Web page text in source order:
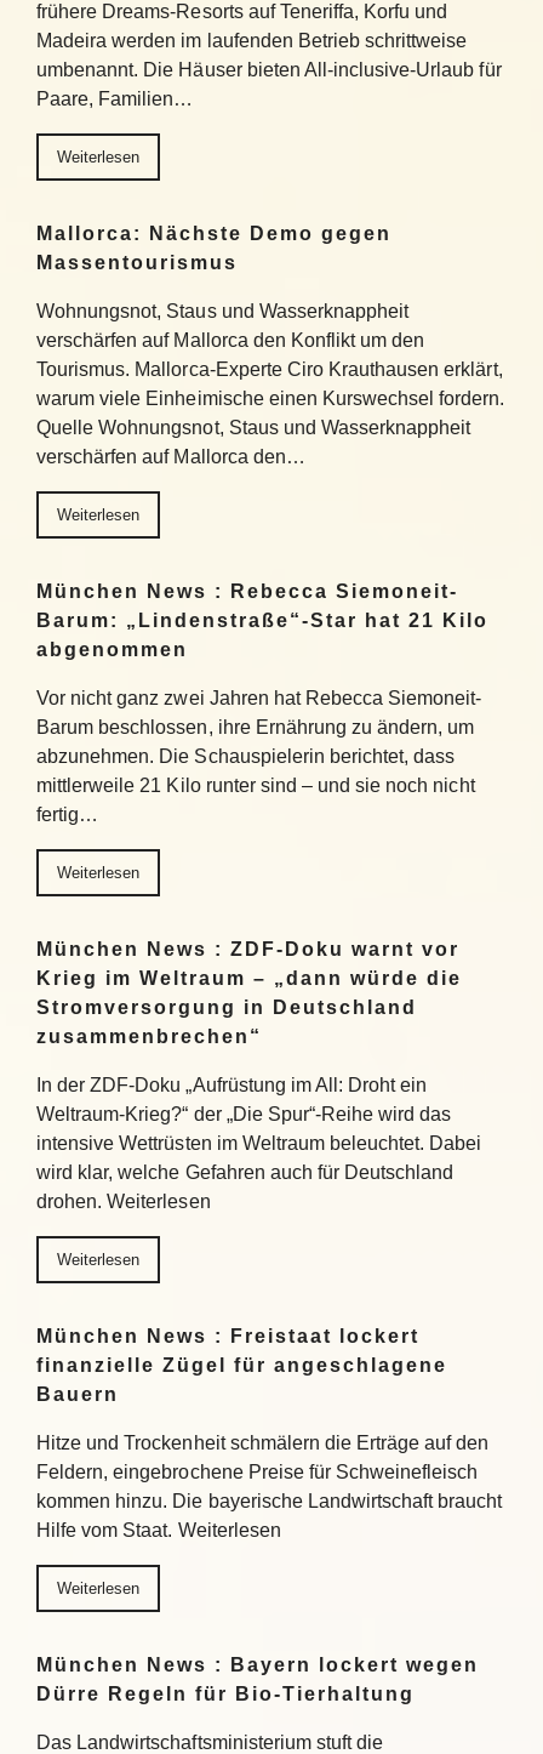
frühere Dreams-Resorts auf Teneriffa, Korfu und
Madeira werden im laufenden Betrieb schrittweise
umbenannt. Die Häuser bieten All-inclusive-Urlaub für
Paare, Familien…
Weiterlesen
Mallorca: Nächste Demo gegen
Massentourismus
Wohnungsnot, Staus und Wasserknappheit
verschärfen auf Mallorca den Konflikt um den
Tourismus. Mallorca-Experte Ciro Krauthausen erklärt,
warum viele Einheimische einen Kurswechsel fordern.
Quelle Wohnungsnot, Staus und Wasserknappheit
verschärfen auf Mallorca den…
Weiterlesen
München News : Rebecca Siemoneit-
Barum: „Lindenstraße“-Star hat 21 Kilo
abgenommen
Vor nicht ganz zwei Jahren hat Rebecca Siemoneit-
Barum beschlossen, ihre Ernährung zu ändern, um
abzunehmen. Die Schauspielerin berichtet, dass
mittlerweile 21 Kilo runter sind – und sie noch nicht
fertig…
Weiterlesen
München News : ZDF-Doku warnt vor
Krieg im Weltraum – „dann würde die
Stromversorgung in Deutschland
zusammenbrechen“
In der ZDF-Doku „Aufrüstung im All: Droht ein
Weltraum-Krieg?“ der „Die Spur“-Reihe wird das
intensive Wettrüsten im Weltraum beleuchtet. Dabei
wird klar, welche Gefahren auch für Deutschland
drohen. Weiterlesen
Weiterlesen
München News : Freistaat lockert
finanzielle Zügel für angeschlagene
Bauern
Hitze und Trockenheit schmälern die Erträge auf den
Feldern, eingebrochene Preise für Schweinefleisch
kommen hinzu. Die bayerische Landwirtschaft braucht
Hilfe vom Staat. Weiterlesen
Weiterlesen
München News : Bayern lockert wegen
Dürre Regeln für Bio-Tierhaltung
Das Landwirtschaftsministerium stuft die